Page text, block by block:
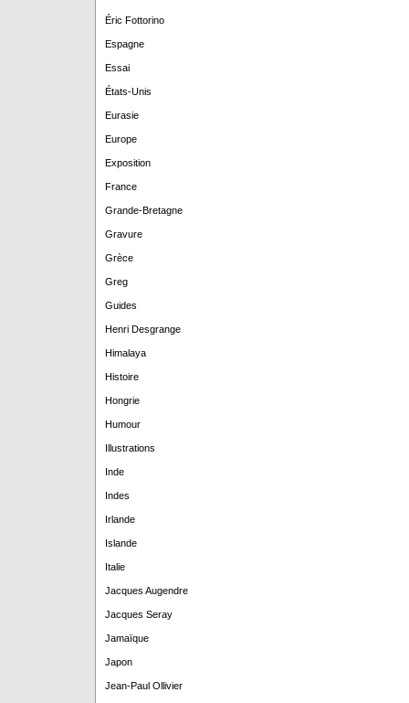
Éric Fottorino
Espagne
Essai
États-Unis
Eurasie
Europe
Exposition
France
Grande-Bretagne
Gravure
Grèce
Greg
Guides
Henri Desgrange
Himalaya
Histoire
Hongrie
Humour
Illustrations
Inde
Indes
Irlande
Islande
Italie
Jacques Augendre
Jacques Seray
Jamaïque
Japon
Jean-Paul Ollivier